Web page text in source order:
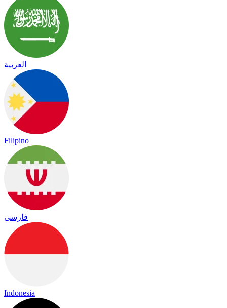
العربية
Filipino
فارسی
Indonesia